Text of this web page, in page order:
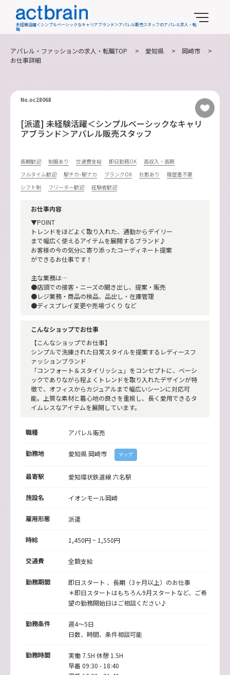
未経験活躍＜シンプルベーシックなキャリアブランド＞アパレル販売スタッフのアパレル求人・転
職
アパレル・ファッションの求人・転職TOP > 愛知県 > 岡崎市 >
お仕事詳細
No.oc28068
[派遣] 未経験活躍＜シンプルベーシックなキャリ
アブランド＞アパレル販売スタッフ
長期歓迎 制服あり 交通費支給 即日勤務OK
高収入・高額
フルタイム歓迎
駅チカ･駅ナカ ブランクOK 社割あり
履歴書不要
シフト制
フリーター歓迎 経験者歓迎
お仕事内容
▼POINT
トレンドをほどよく取り入れた、通勤からデイリー
まで幅広く使えるアイテムを展開するブランド♪
お客様の今の気分に寄り添ったコーディネート提案
ができるお仕事です！
主な業務は…
●店頭での接客・ニーズの聞き出し、提案・販売
●レジ業務・商品の検品、品出し・在庫管理
●ディスプレイ変更や売場づくり など
こんなショップでお仕事
【こんなショップでお仕事】
シンプルで洗練された日常スタイルを提案するレディースフ
ァッションブランド
「コンフォート＆スタイリッシュ」をコンセプトに、ベーシ
ックでありながら程よくトレンドを取り入れたデザインが特
徴で、オフィスからカジュアルまで幅広いシーンに対応可
能。上質な素材と着心地の良さを重視し、長く愛用できるタ
イムレスなアイテムを展開しています。
職種 アパレル販売
勤務地 愛知県 岡崎市 マップ
最寄駅 愛知環状鉄道線 六名駅
施設名 イオンモール岡崎
雇用形態 派遣
時給 1,450円 ~ 1,550円
交通費 全額支給
勤務期間
即日スタート 、長期（3ヶ月以上）のお仕事
＊即日スタートはもちろん9月スタートなど、ご希
望の勤務開始日はご相談ください♪
勤務条件
週4～5日
日数、時間、条件相談可能
勤務時間
実働 7.5H 休憩 1.5H
早番 09:30 - 18:40